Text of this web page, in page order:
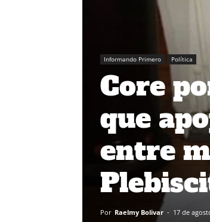
Informando Primero Política
Core
que
entre
Por Raelmy Bolivar - 17 de